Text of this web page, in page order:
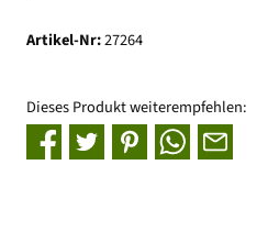
Artikel-Nr:27264
Dieses Produkt weiterempfehlen: